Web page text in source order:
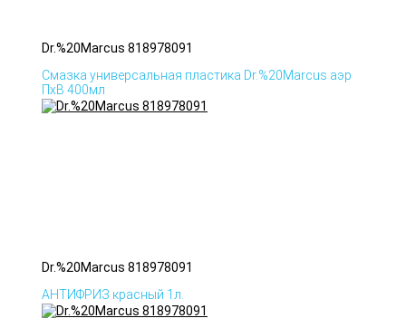
Dr.%20Marcus 818978091
Смазка универсальная пластика Dr.%20Marcus аэр
ПхВ 400мл
Dr.%20Marcus 818978091
АНТИФРИЗ красный 1л.